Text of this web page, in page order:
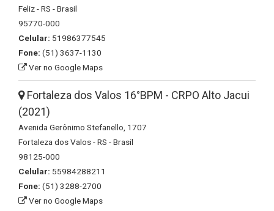
Feliz - RS - Brasil
95770-000
Celular: 51986377545
Fone: (51) 3637-1130
Ver no Google Maps
Fortaleza dos Valos 16°BPM - CRPO Alto Jacui
(2021)
Avenida Gerônimo Stefanello, 1707
Fortaleza dos Valos - RS - Brasil
98125-000
Celular: 55984288211
Fone: (51) 3288-2700
Ver no Google Maps